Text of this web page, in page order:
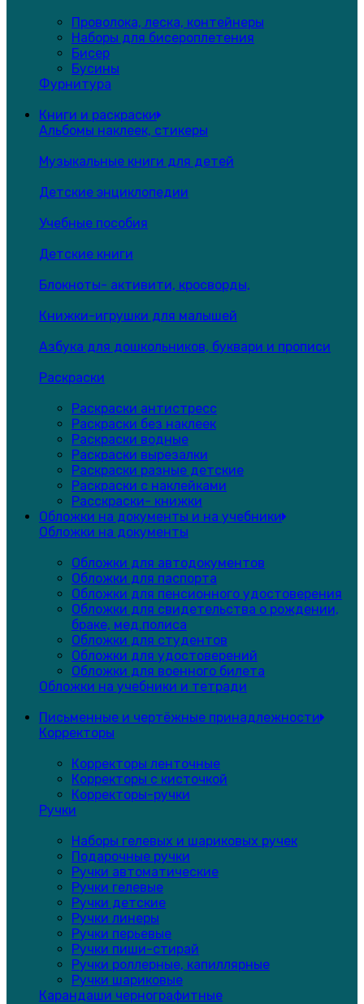
Проволока, леска, контейнеры
Наборы для бисероплетения
Бисер
Бусины
Фурнитура
Книги и раскраски
Альбомы наклеек, стикеры
Музыкальные книги для детей
Детские энциклопедии
Учебные пособия
Детские книги
Блокноты- активити, кросворды,
Книжки-игрушки для малышей
Азбука для дошкольников, буквари и прописи
Раскраски
Раскраски антистресс
Раскраски без наклеек
Раскраски водные
Раскраски вырезалки
Раскраски разные детские
Раскраски с наклейками
Расскраски- книжки
Обложки на документы и на учебники
Обложки на документы
Обложки для автодокументов
Обложки для паспорта
Обложки для пенсионного удостоверения
Обложки для свидетельства о рождении,
браке, мед.полиса
Обложки для студентов
Обложки для удостоверений
Обложки для военного билета
Обложки на учебники и тетради
Письменные и чертёжные принадлежности
Корректоры
Корректоры ленточные
Корректоры с кисточкой
Корректоры-ручки
Ручки
Наборы гелевых и шариковых ручек
Подарочные ручки
Ручки автоматические
Ручки гелевые
Ручки детские
Ручки линеры
Ручки перьевые
Ручки пиши-стирай
Ручки роллерные, капиллярные
Ручки шариковые
Карандаши чернографитные